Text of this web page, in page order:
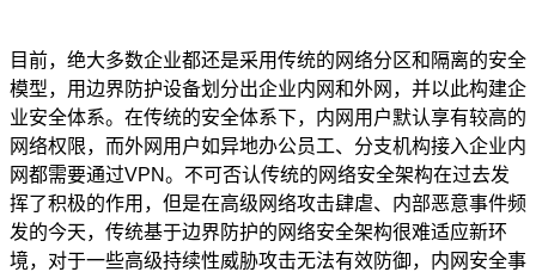
目前，绝大多数企业都还是采用传统的网络分区和隔离的安全
模型，用边界防护设备划分出企业内网和外网，并以此构建企
业安全体系。在传统的安全体系下，内网用户默认享有较高的
网络权限，而外网用户如异地办公员工、分支机构接入企业内
网都需要通过VPN。不可否认传统的网络安全架构在过去发
挥了积极的作用，但是在高级网络攻击肆虐、内部恶意事件频
发的今天，传统基于边界防护的网络安全架构很难适应新环
境，对于一些高级持续性威胁攻击无法有效防御，内网安全事